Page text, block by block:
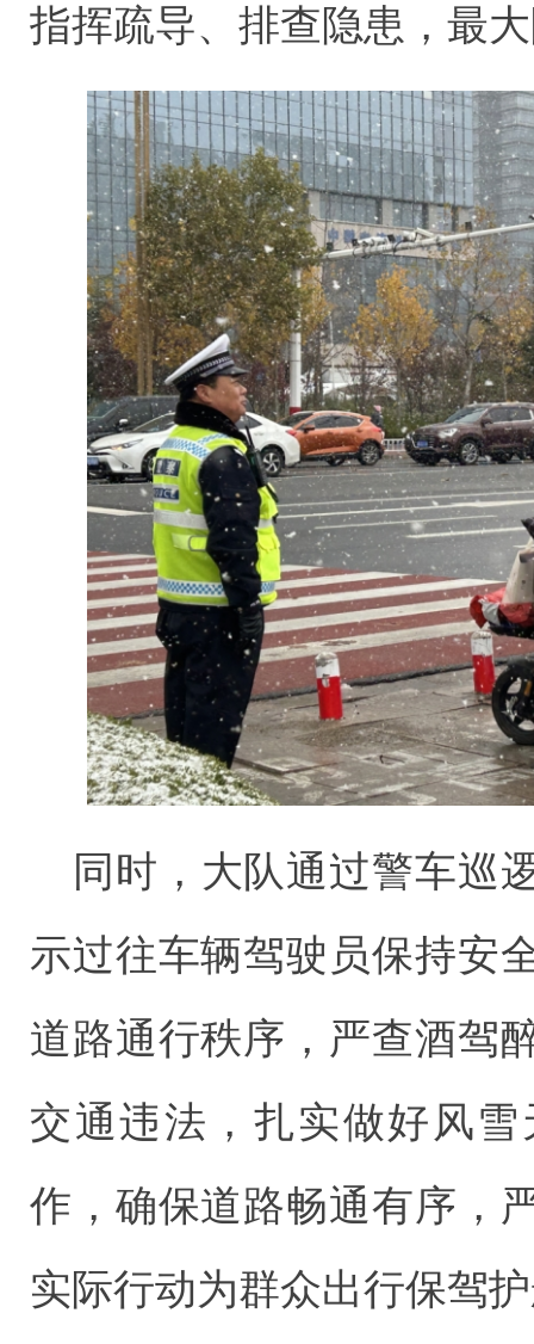
指挥疏导、排查隐患，最
同时，大队通过警车巡
示过往车辆驾驶员保持安
道路通行秩序，严查酒驾
交通违法，扎实做好风
作，确保道路畅通有序，
实际行动为群众出行保驾